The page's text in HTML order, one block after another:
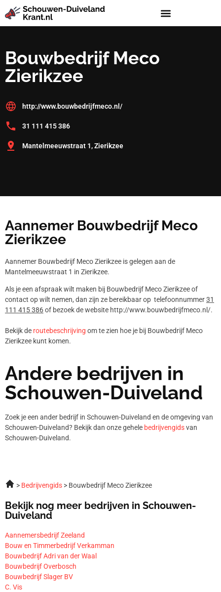
Bouwbedrijf Meco
Zierikzee
http://www.bouwbedrijfmeco.nl/
31 111 415 386
Mantelmeeuwstraat 1, Zierikzee
Aannemer Bouwbedrijf Meco
Zierikzee
Aannemer Bouwbedrijf Meco Zierikzee is gelegen aan de
Mantelmeeuwstraat 1 in Zierikzee.
Als je een afspraak wilt maken bij Bouwbedrijf Meco Zierikzee of
contact op wilt nemen, dan zijn ze bereikbaar op telefoonnummer31
111 415 386of bezoek de website http://www.bouwbedrijfmeco.nl/.
Bekijk de routebeschrijving om te zien hoe je bij Bouwbedrijf Meco
Zierikzee kunt komen.
Andere bedrijven in
Schouwen-Duiveland
Zoek je een ander bedrijf in Schouwen-Duiveland en de omgeving van
Schouwen-Duiveland? Bekijk dan onze gehele bedrijvengidsvan
Schouwen-Duiveland.
Bedrijvengids Bouwbedrijf Meco Zierikzee
Bekijk nog meer bedrijven in Schouwen-
Duiveland
Aannemersbedrijf Zeeland
Bouw en Timmerbedrijf Verkamman
Bouwbedrijf Adri van der Waal
Bouwbedrijf Overbosch
Bouwbedrijf Slager BV
C. Vis